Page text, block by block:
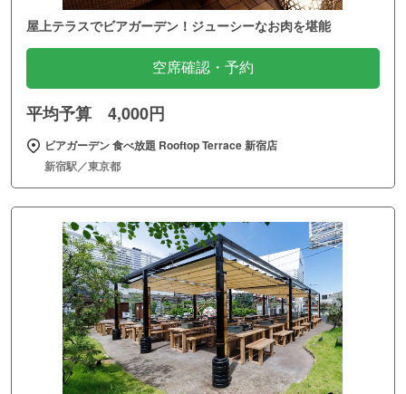
屋上テラスでビアガーデン！ジューシーなお肉を堪能
空席確認・予約
平均予算 4,000円
ビアガーデン 食べ放題 Rooftop Terrace 新宿店
新宿駅／東京都